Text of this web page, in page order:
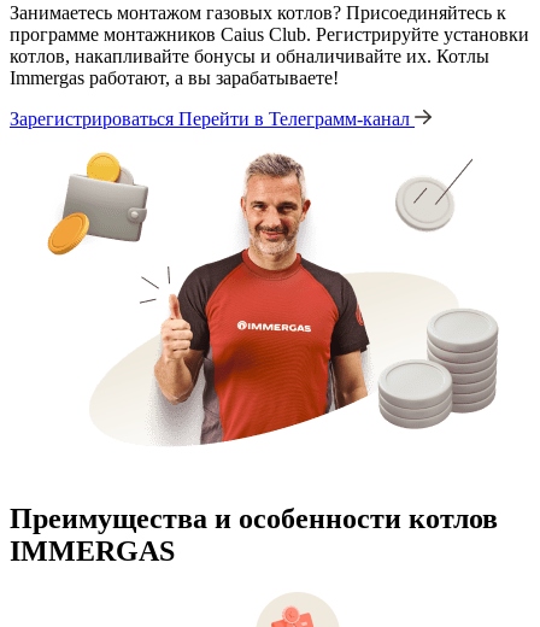
Занимаетесь монтажом газовых котлов? Присоединяйтесь к
программе монтажников Caius Club. Регистрируйте установки
котлов, накапливайте бонусы и обналичивайте их. Котлы
Immergas работают, а вы зарабатываете!
Зарегистрироваться Перейти в Телеграмм-канал
Преимущества и особенности котлов
IMMERGAS